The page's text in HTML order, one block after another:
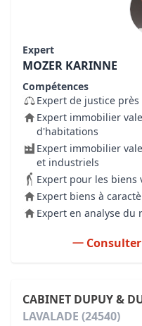
Expert
MOZER KARINNE
Compétences
Expert de justice
Expert immobilier
d'habitations
Expert immobilier
et industriels
Expert pour les biens
Expert biens à
Expert en analyse
CABINET DUPUY &
LAVALADE (24540)